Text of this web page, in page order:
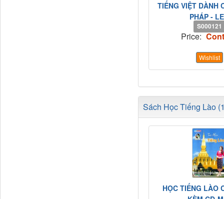
TIẾNG VIỆT DÀNH
PHÁP -
S000121
Price:
Wishlist
Sách Học Tiếng Lào
HỌC TIẾNG LÀO